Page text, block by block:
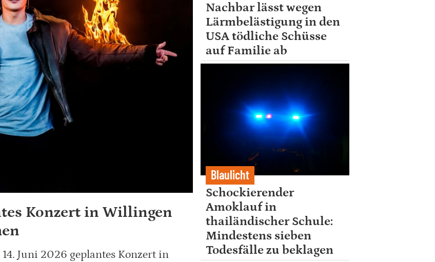
Konzert in Willingen
Juni 2026 geplantes Konzert in
Nachbar lässt wegen
Lärmbelästigung in den
USA tödliche Schüsse
auf Familie ab
Blaulicht
Schockierender
Amoklauf in
thailändischer Schule:
Mindestens sieben
Todesfälle zu beklagen